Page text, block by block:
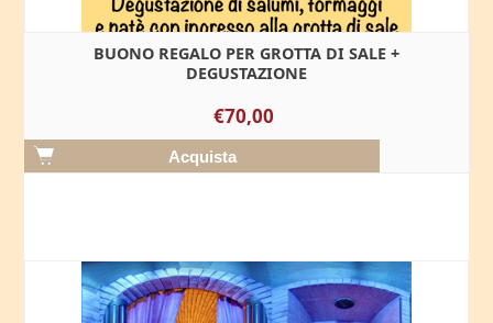
BUONO REGALO PER GROTTA DI SALE +
DEGUSTAZIONE
€70,00